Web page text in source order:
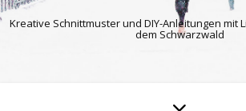
Kreative Schnittmuster und DIY-Anleitungen mit
dem Schwarzwald